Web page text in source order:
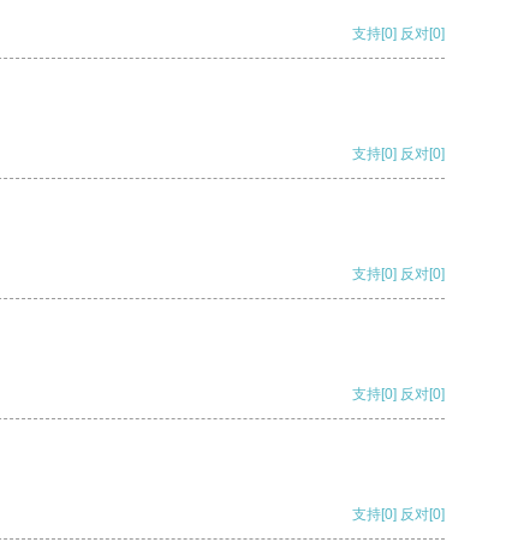
支持[0] 反对[0]
支持[0] 反对[0]
支持[0] 反对[0]
支持[0] 反对[0]
支持[0] 反对[0]